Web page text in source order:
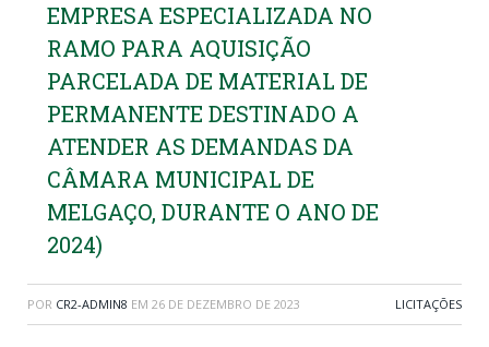
EMPRESA ESPECIALIZADA NO
RAMO PARA AQUISIÇÃO
PARCELADA DE MATERIAL DE
PERMANENTE DESTINADO A
ATENDER AS DEMANDAS DA
CÂMARA MUNICIPAL DE
MELGAÇO, DURANTE O ANO DE
2024)
POR CR2-ADMIN8 EM 26 DE DEZEMBRO DE 2023 LICITAÇÕES